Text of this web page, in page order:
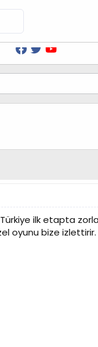
ilk etapta
oyunu bize